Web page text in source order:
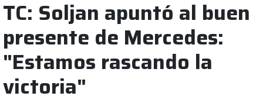
TC: Soljan apuntó al buen
presente de Mercedes:
"Estamos rascando la
victoria"